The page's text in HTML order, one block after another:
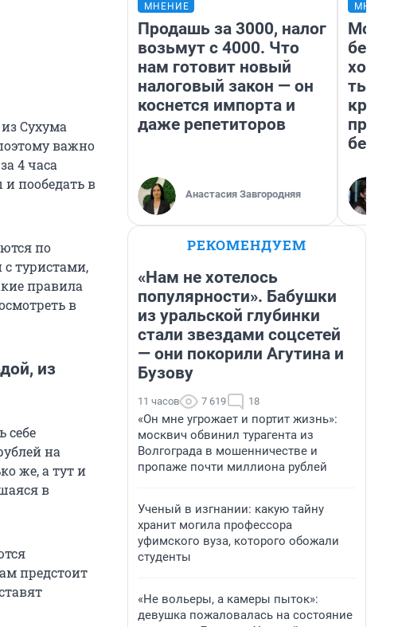
Сухума
важно
4 часа
пообедать в
по
туристами,
правила
в
из
себе
на
же, а тут и
в
предстоит
МНЕНИЕ
Продашь за 3000, налог
возьмут с 4000. Что
нам готовит новый
налоговый закон — он
коснется импорта и
даже репетиторов
Анастасия Завгородняя
Мой
РЕКОМЕНДУЕМ
«Нам не хотелось
популярности». Бабушки
из уральской глубинки
стали звездами соцсетей
— они покорили Агутина и
Бузову
11 часов 7 619 18
«Он мне угрожает и портит жизнь»:
москвич обвинил турагента из
Волгограда в мошенничестве и
пропаже почти миллиона рублей
Ученый в изгнании: какую тайну
хранит могила профессора
уфимского вуза, которого обожали
студенты
«Не вольеры, а камеры пыток»:
девушка пожаловалась на состояние